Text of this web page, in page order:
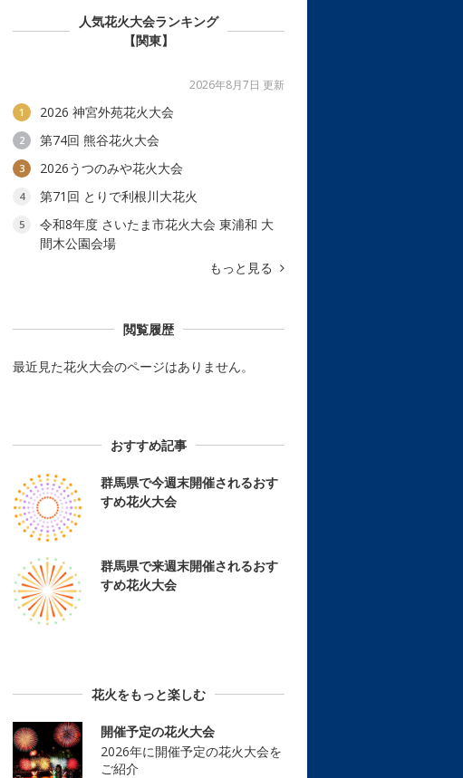
人気花火大会ランキング
【関東】
2026年8月7日 更新
1 2026 神宮外苑花火大会
2 第74回 熊谷花火大会
3 2026うつのみや花火大会
4 第71回 とりで利根川大花火
5
令和8年度 さいたま市花火大会 東浦和 大
間木公園会場
もっと見る
閲覧履歴
最近見た花火大会のページはありません。
おすすめ記事
群馬県で今週末開催されるおす
すめ花火大会
群馬県で来週末開催されるおす
すめ花火大会
花火をもっと楽しむ
開催予定の花火大会
2026年に開催予定の花火大会を
ご紹介